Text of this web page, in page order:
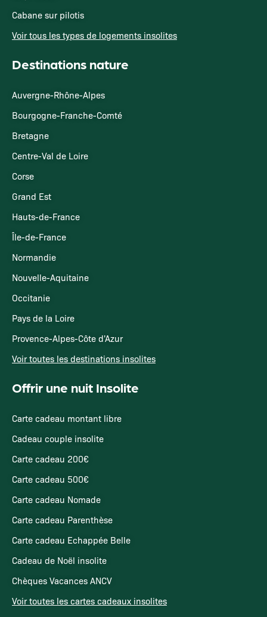
Cabane sur pilotis
Voir tous les types de logements insolites
Destinations nature
Auvergne-Rhône-Alpes
Bourgogne-Franche-Comté
Bretagne
Centre-Val de Loire
Corse
Grand Est
Hauts-de-France
Île-de-France
Normandie
Nouvelle-Aquitaine
Occitanie
Pays de la Loire
Provence-Alpes-Côte d'Azur
Voir toutes les destinations insolites
Offrir une nuit Insolite
Carte cadeau montant libre
Cadeau couple insolite
Carte cadeau 200€
Carte cadeau 500€
Carte cadeau Nomade
Carte cadeau Parenthèse
Carte cadeau Echappée Belle
Cadeau de Noël insolite
Chèques Vacances ANCV
Voir toutes les cartes cadeaux insolites